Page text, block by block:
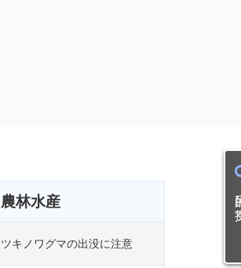
目
農林水産
ツキノワグマの出没に注意